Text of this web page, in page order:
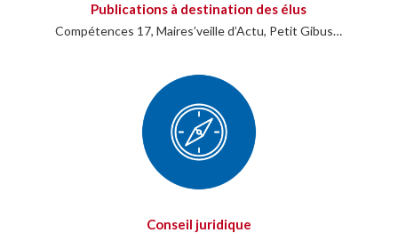
Publications à destination des élus
Compétences 17, Maires’veille d’Actu, Petit Gibus…
Conseil juridique